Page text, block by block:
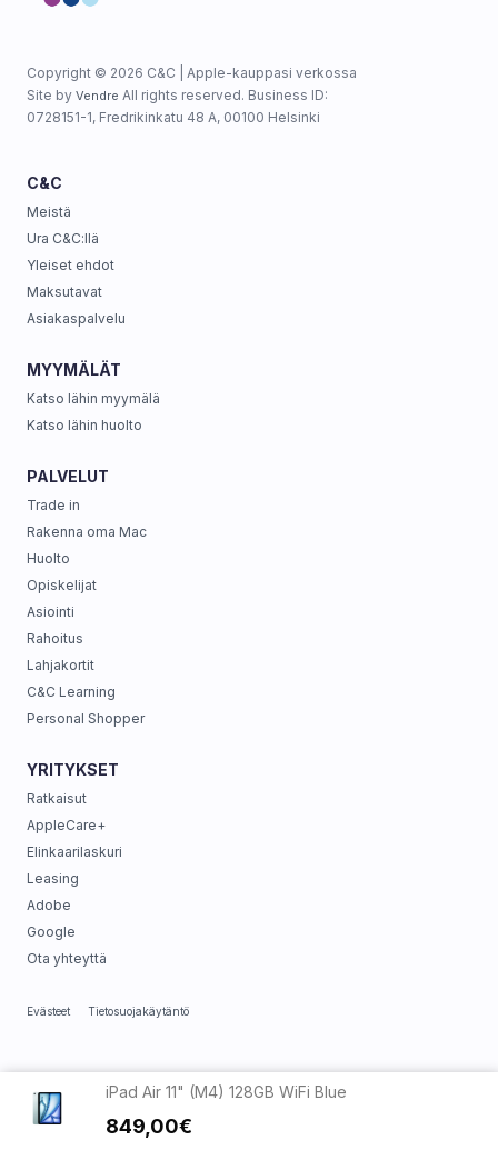
iPad Air 11" (M4) 128GB WiFi Blue
849,00€
Copyright © 2026 C&C | Apple-kauppasi verkossa
Site by Vendre All rights reserved. Business ID:
0728151-1, Fredrikinkatu 48 A, 00100 Helsinki
C&C
Meistä
Ura C&C:llä
Yleiset ehdot
Maksutavat
Asiakaspalvelu
MYYMÄLÄT
Katso lähin myymälä
Katso lähin huolto
PALVELUT
Trade in
Rakenna oma Mac
Huolto
Opiskelijat
Asiointi
Rahoitus
Lahjakortit
C&C Learning
Personal Shopper
YRITYKSET
Ratkaisut
AppleCare+
Elinkaarilaskuri
Leasing
Adobe
Google
Ota yhteyttä
Evästeet Tietosuojakäytäntö